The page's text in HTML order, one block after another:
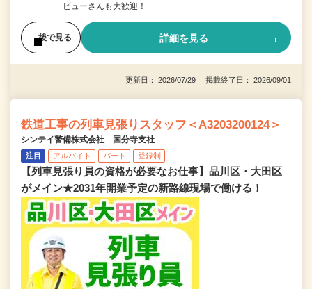
ビューさんも大歓迎！
後で見る 詳細を見る
更新日： 2026/07/29 掲載終了日： 2026/09/01
鉄道工事の列車見張りスタッフ＜A3203200124＞
シンテイ警備株式会社 国分寺支社
注目 アルバイト パート 登録制
【列車見張り員の資格が必要なお仕事】品川区・大田区
がメイン★2031年開業予定の新路線現場で働ける！